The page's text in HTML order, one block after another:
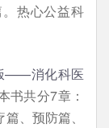
热心公益科
——消化科医
书共分7章：
、预防篇、